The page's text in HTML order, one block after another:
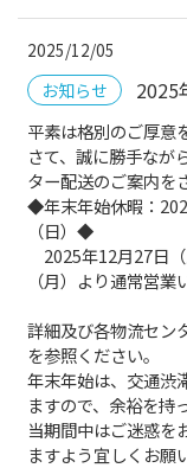
2025/12/05
お知らせ
2025
平素は格別のご厚意
さて、誠に勝手なが
ター配送のご案内を
◆年末年始休暇：
（日）◆
2025年12月27日
（月）より通常営業
詳細及び各物流セン
を参照ください。
年末年始は、交通渋
ますので、余裕を持
当期間中はご迷惑を
ますよう宜しくお願